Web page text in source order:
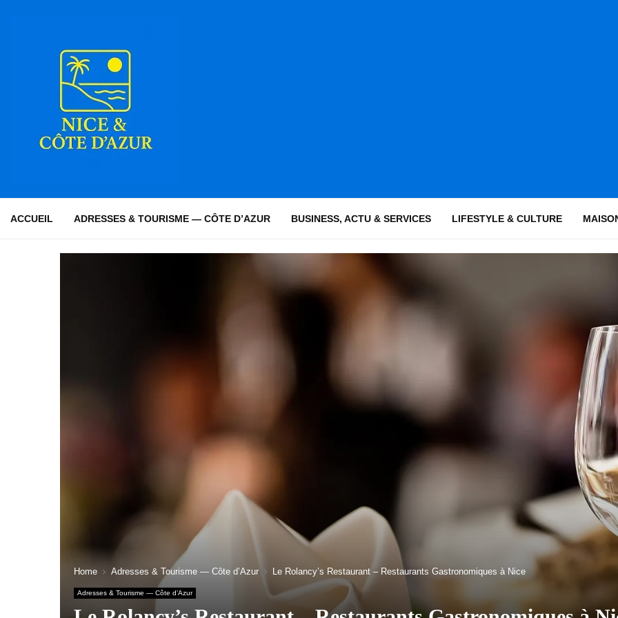
ACCUEIL ADRESSES & TOURISME — CÔTE D’AZUR BUSINESS, ACTU & SERVICES LIFESTYLE & CULTURE
Home Adresses & Tourisme — Côte d’Azur Le Rolancy’s Restaurant – Restaurants Gastronomiques à Nice
Adresses & Tourisme — Côte d’Azur